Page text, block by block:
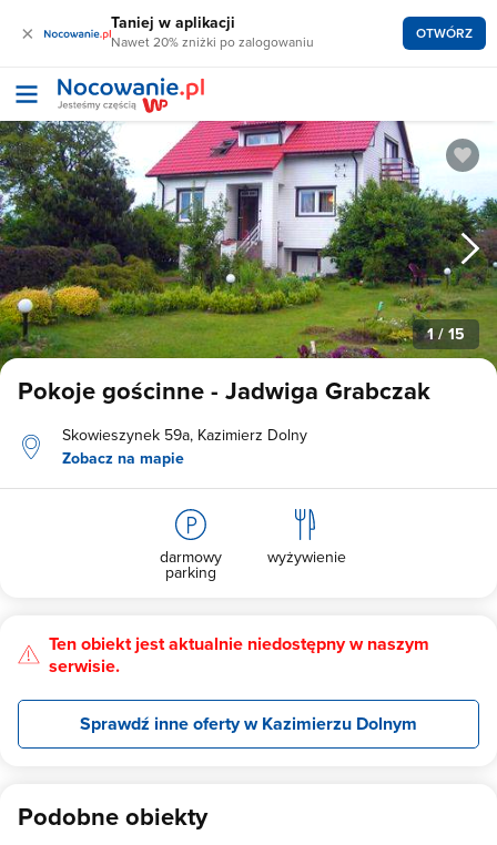
× Taniej w aplikacji
Nawet 20% zniżki po zalogowaniu OTWÓRZ
1/ 15
Pokoje gościnne - Jadwiga Grabczak
Skowieszynek 59a, Kazimierz Dolny
Zobacz na mapie
darmowy
parking
wyżywienie
Ten obiekt jest aktualnie niedostępny w naszym
serwisie.
Sprawdź inne oferty w Kazimierzu Dolnym
Podobne obiekty